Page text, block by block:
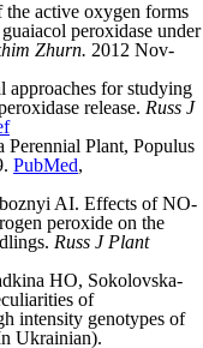
active oxygen forms
peroxidase under
Zhurn. 2012 Nov-
for studying
release. Russ J
Perennial Plant, Populus
PubMed,
AI. Effects of NO-
peroxide on the
Russ J Plant
HO, Sokolovska-
of
intensity genotypes of
Ukrainian).